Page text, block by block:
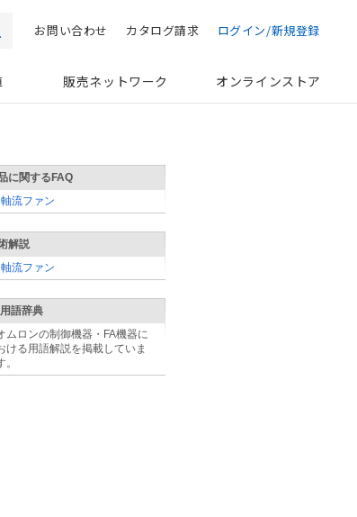
検索お問い合わせ カタログ請求 ログイン/新規登録
販売ネットワーク オンラインストア
に関するFAQ
軸流ファン
解説
軸流ファン
語辞典
ムロンの制御機器・FA機器に
ける用語解説を掲載していま
。